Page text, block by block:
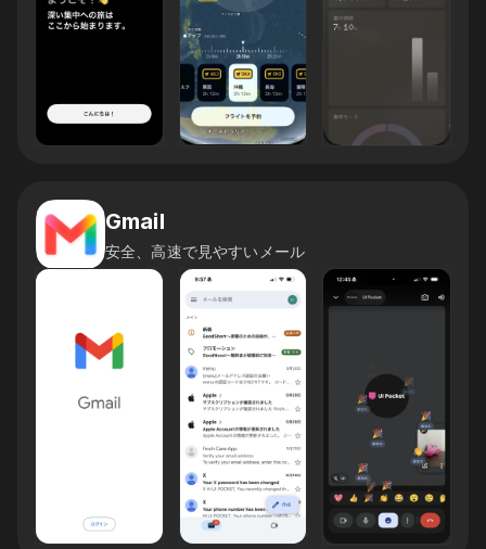
Gmail
安全、高速で見やすいメール